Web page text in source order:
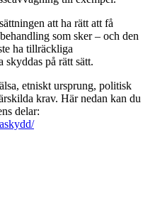
att ha rätt att få
som sker – och den
ha tillräckliga
skyddas på rätt sätt.
etniskt ursprung, politisk
krav. Här nedan kan du
delar: